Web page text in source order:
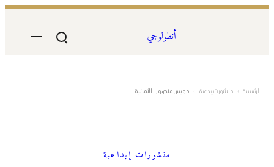
المحتوى
أنطولوجي
الرئيسية › منشورات إبداعية › جويس منصور – الثمانية
منشورات إبداعية